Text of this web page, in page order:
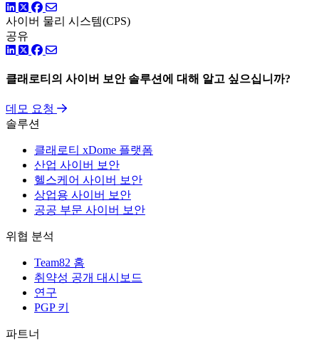
링크드인
트위터페이스북
사이버 물리 시스템(CPS)
공유
링크드인
트위터페이스북
클래로티의 사이버 보안 솔루션에 대해 알고 싶으십니까?
데모 요청
솔루션
클래로티 xDome 플랫폼
산업 사이버 보안
헬스케어 사이버 보안
상업용 사이버 보안
공공 부문 사이버 보안
위협 분석
Team82 홈
취약성 공개 대시보드
연구
PGP 키
파트너